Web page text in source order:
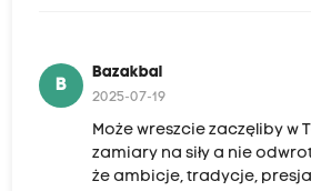
B
Bazakbal
2025-07-19
Może wreszcie zaczęliby w
zamiary na siły a nie
że ambicje, tradycje,